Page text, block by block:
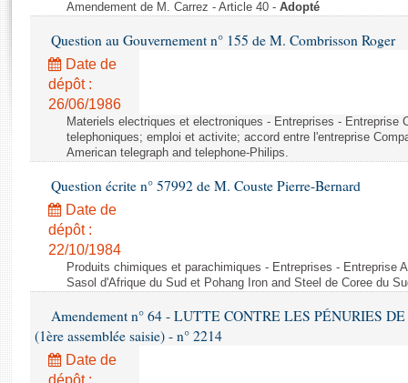
Rapports d'information
Rapports d'enquête
Rapports législatifs
Baromètre de l’application des lois
Dossiers législatifs
Budget et sécurité sociale
Questions écrites et orales
Comptes rendus des débats
Anciennes législatures
Liens vers les sites publics
Amendement de M. Carrez - Article 40 - Adopté
Question au Gouvernement n° 155 de M. Combrisson Roger
Date de
dépôt :
26/06/1986
Materiels electriques et electroniques - Entreprises - Entreprise
telephoniques; emploi et activite; accord entre l'entreprise
American telegraph and telephone-Philips.
Question écrite n° 57992 de M. Couste Pierre-Bernard
Date de
dépôt :
22/10/1984
Produits chimiques et parachimiques - Entreprises - Entreprise
Sasol d'Afrique du Sud et Pohang Iron and Steel de Coree du
Amendement n° 64 - LUTTE CONTRE LES PÉNURIES
(1ère assemblée saisie) - n° 2214
Date de
dépôt :